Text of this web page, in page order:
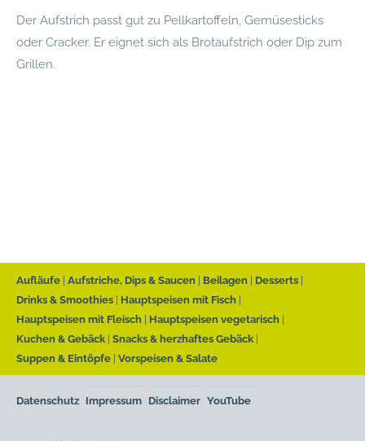
Der Aufstrich passt gut zu Pellkartoffeln, Gemüsesticks
oder Cracker. Er eignet sich als Brotaufstrich oder Dip zum
Grillen.
Aufläufe Aufstriche, Dips & Saucen Beilagen
Desserts
Drinks & Smoothies
Hauptspeisen mit Fisch
Hauptspeisen mit Fleisch
Hauptspeisen vegetarisch
Kuchen & Gebäck Snacks & herzhaftes Gebäck
Suppen & Eintöpfe Vorspeisen & Salate
Datenschutz Impressum Disclaimer YouTube